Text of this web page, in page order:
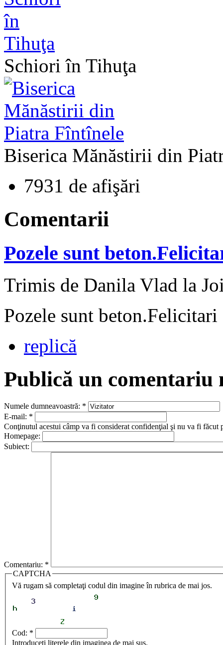
Schiori în Tihuţa
Biserica Mănăstirii din
7931 de afişări
Comentarii
Pozele sunt
Trimis de Danila Vlad la
Pozele sunt beton.Felicitari
replică
Publică un comentariu
Numele dumneavoastră: *
E-mail: *
Conţinutul acestui câmp va fi considerat confidenţial şi nu va fi făcut
Homepage:
Subiect:
Comentariu: *
CAPTCHA
Vă rugam să completaţi codul din imagine în rubrica de mai jos.
Cod: *
Introduceţi literele din imaginea de mai sus.